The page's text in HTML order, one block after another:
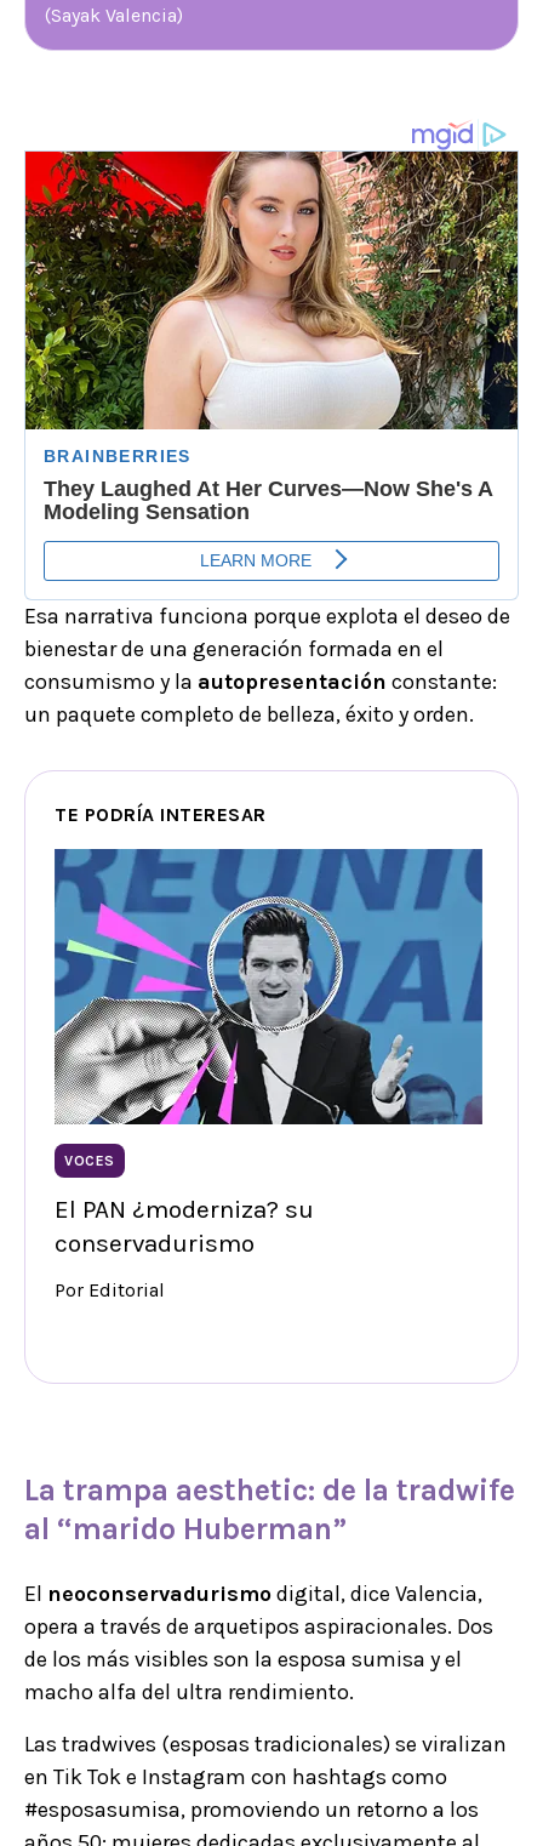
(Sayak Valencia)
Esa narrativa funciona porque explota el deseo de
bienestar de una generación formada en el
consumismo y la autopresentación constante:
un paquete completo de belleza, éxito y orden.
TE PODRÍA INTERESAR
VOCES
El PAN ¿moderniza? su
conservadurismo
Por Editorial
La trampa aesthetic: de la tradwife
al “marido Huberman”
El neoconservadurismodigital, dice Valencia,
opera a través de arquetipos aspiracionales. Dos
de los más visibles son la esposa sumisa y el
macho alfa del ultra rendimiento.
Las tradwives (esposas tradicionales) se viralizan
en Tik Tok e Instagram con hashtags como
#esposasumisa, promoviendo un retorno a los